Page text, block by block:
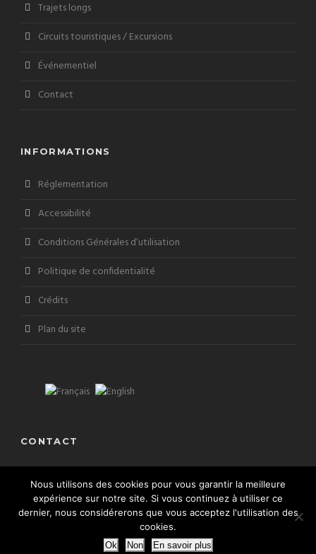
Trajets longs
Circuits touristiques / Excursions
Événementiel
Contact
INFORMATIONS
Réglementation
Accessibilité
Conditions Générales d’utilisation
Politique de confidentialité
Crédits
Plan du site
CONTACT
+33 (0) 632 779 384
sunlimousine@live.fr
Nous utilisons des cookies pour vous garantir la meilleure
expérience sur notre site. Si vous continuez à utiliser ce
dernier, nous considérerons que vous acceptez l'utilisation des
cookies.
Ok Non En savoir plus